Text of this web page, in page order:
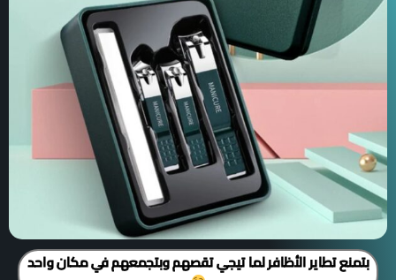
بتمنع تطاير الأظافر لما تيجي تقصهم وبتجمعهم في مكان واحد